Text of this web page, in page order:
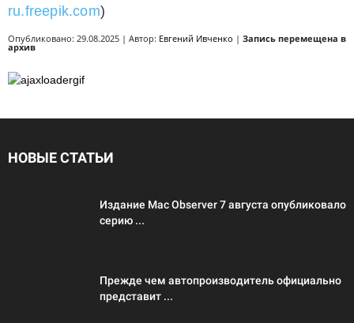
ru.freepik.com)
Опубликовано: 29.08.2025 | Автор: Евгений Ивченко | Запись перемещена в
архив
НОВЫЕ СТАТЬИ
Издание Mac Observer 7 августа опубликовало
серию ...
Прежде чем автопроизводитель официально
представит ...